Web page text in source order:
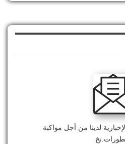
لدينا من أجل مواكبة